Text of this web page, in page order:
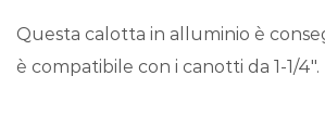
Questa calotta in alluminio è
è compatibile con i canotti da 1-1/4″.